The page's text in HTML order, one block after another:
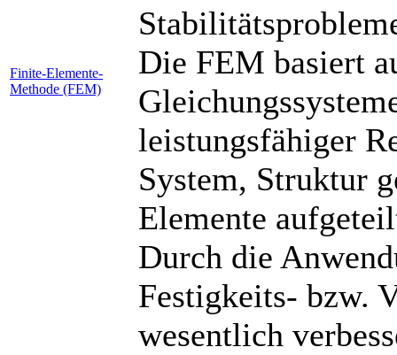
Finite-Elemente-
Methode (FEM)
Die FEM basiert
leistungsfähiger
System, Struktur
Elemente
Durch die
Festigkeits- bzw.
wesentlich